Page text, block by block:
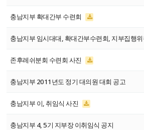
충남지부 확대간부 수련회
충남지부 임시대대, 확대간부수련회, 지부집행
존후레쉬분회 수련회 사진
충남지부 2011년도 정기 대의원 대회 공고
충남지부 이, 취임식 사진
충남지부 4, 5기 지부장 이취임식 공지